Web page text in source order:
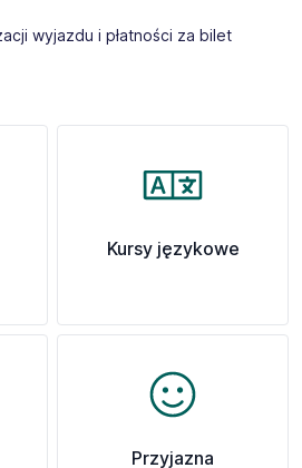
wyjazdu i płatności za bilet
Kursy językowe
Przyjazna